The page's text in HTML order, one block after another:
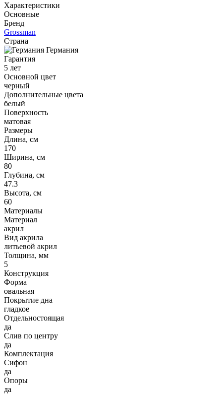
Характеристики
Основные
Бренд
Grossman
Страна
Германия
Гарантия
5 лет
Основной цвет
черный
Дополнительные цвета
белый
Поверхность
матовая
Размеры
Длина, см
170
Ширина, см
80
Глубина, см
47.3
Высота, см
60
Материалы
Материал
акрил
Вид акрила
литьевой акрил
Толщина, мм
5
Конструкция
Форма
овальная
Покрытие дна
гладкое
Отдельностоящая
да
Слив по центру
да
Комплектация
Сифон
да
Опоры
да